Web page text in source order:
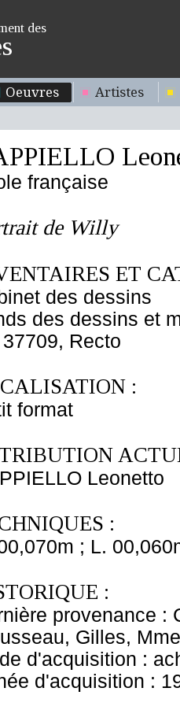
des
Oeuvres Artistes
française
de Willy
ET
des dessins
des dessins et
37709, Recto
:
format
Leonetto
:
; L.
:
provenance :
Gilles,
d'acquisition :
d'acquisition :